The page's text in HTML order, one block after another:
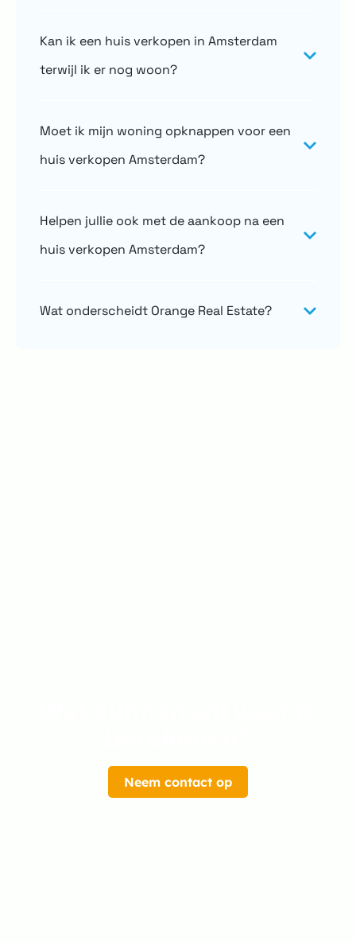
Kan ik een huis verkopen in Amsterdam
terwijl ik er nog woon?
Moet ik mijn woning opknappen voor een
huis verkopen Amsterdam?
Helpen jullie ook met de aankoop na een
huis verkopen Amsterdam?
Wat onderscheidt Orange Real Estate?
Neem contact op